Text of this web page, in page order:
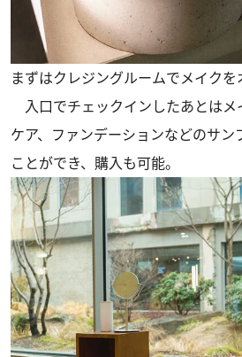
まずはクレジングルームでメイクを
入口でチェックインしたあとはメ
ケア、ファンデーションなどのサン
ことができ、購入も可能。